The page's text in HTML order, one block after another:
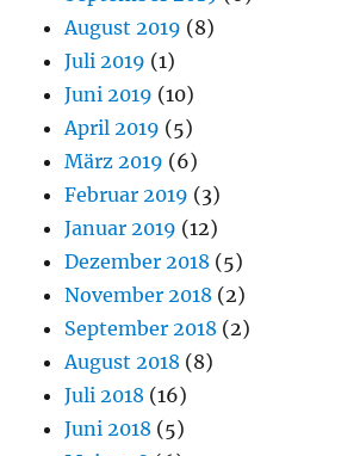
August 2019 (8)
Juli 2019 (1)
Juni 2019 (10)
April 2019 (5)
März 2019 (6)
Februar 2019 (3)
Januar 2019 (12)
Dezember 2018 (5)
November 2018 (2)
September 2018 (2)
August 2018 (8)
Juli 2018 (16)
Juni 2018 (5)